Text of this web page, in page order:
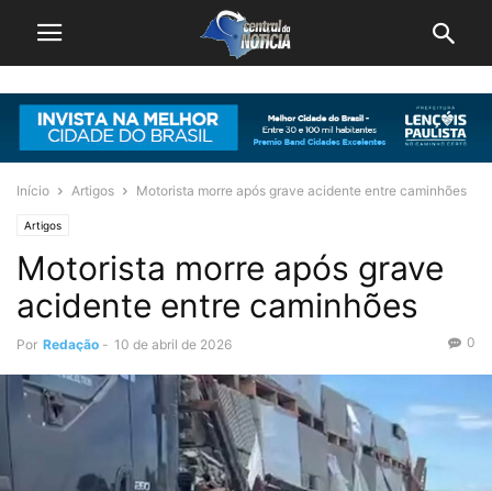
Início Artigos Motorista morre após grave acidente entre caminhões
Artigos
Motorista morre após grave
acidente entre caminhões
Por Redação - 10 de abril de 2026 0